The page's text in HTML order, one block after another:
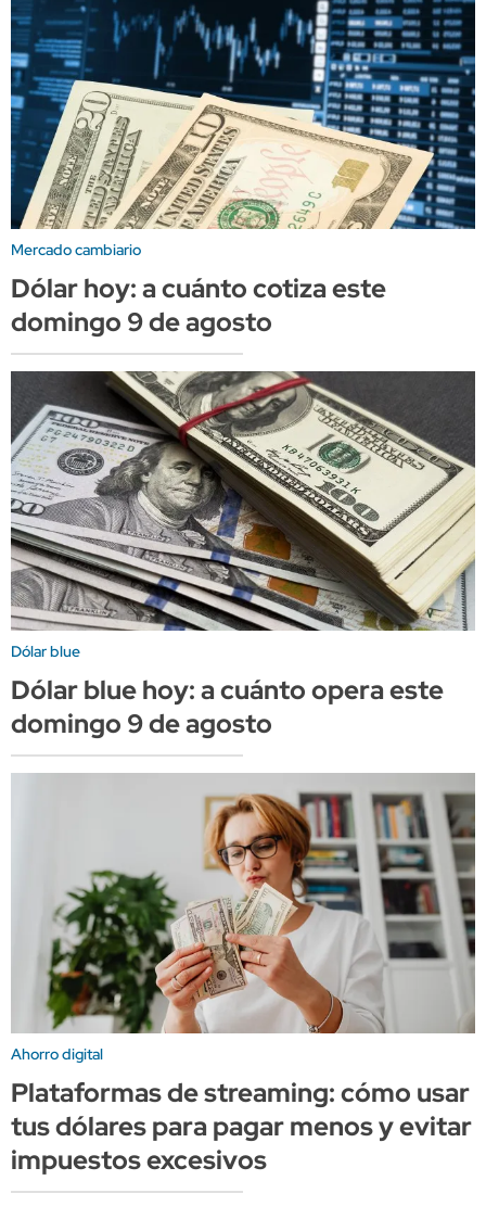
Mercado cambiario
Dólar hoy: a cuánto cotiza este
domingo 9 de agosto
Dólar blue
Dólar blue hoy: a cuánto opera este
domingo 9 de agosto
Ahorro digital
Plataformas de streaming: cómo usar
tus dólares para pagar menos y evitar
impuestos excesivos